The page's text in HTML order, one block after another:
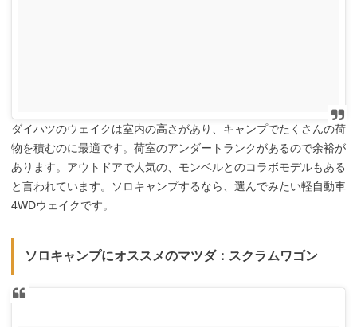
ダイハツのウェイクは室内の高さがあり、キャンプでたくさんの荷
物を積むのに最適です。荷室のアンダートランクがあるので余裕が
あります。アウトドアで人気の、モンベルとのコラボモデルもある
と言われています。ソロキャンプするなら、選んでみたい軽自動車
4WDウェイクです。
ソロキャンプにオススメのマツダ：スクラムワゴン